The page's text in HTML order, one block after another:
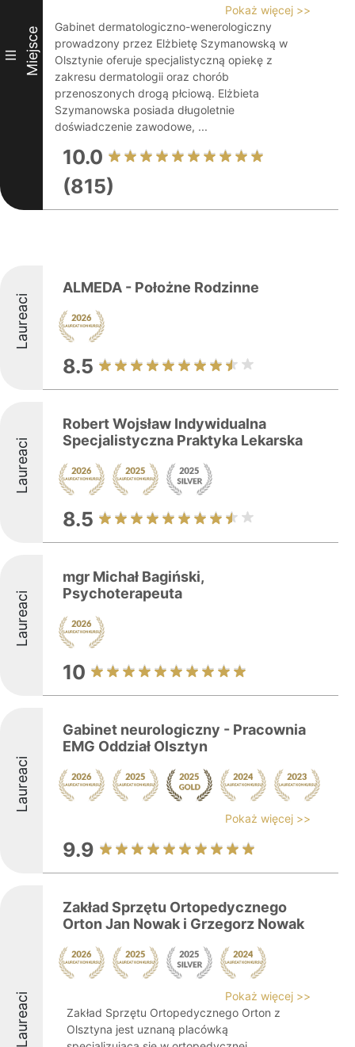
III Miejsce
Pokaż więcej >>
Gabinet dermatologiczno-wenerologiczny
prowadzony przez Elżbietę Szymanowską w
Olsztynie oferuje specjalistyczną opiekę z
zakresu dermatologii oraz chorób
przenoszonych drogą płciową. Elżbieta
Szymanowska posiada długoletnie
doświadczenie zawodowe, ...
10.0
(815)
Laureaci
ALMEDA - Położne Rodzinne
8.5
Laureaci
Robert Wojsław Indywidualna
Specjalistyczna Praktyka Lekarska
8.5
Laureaci
mgr Michał Bagiński,
Psychoterapeuta
10
Laureaci
Gabinet neurologiczny - Pracownia
EMG Oddział Olsztyn
Pokaż więcej >>
9.9
Laureaci
Zakład Sprzętu Ortopedycznego
Orton Jan Nowak i Grzegorz Nowak
Pokaż więcej >>
Zakład Sprzętu Ortopedycznego Orton z
Olsztyna jest uznaną placówką